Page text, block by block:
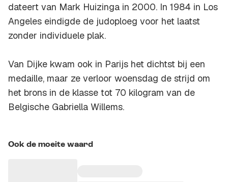
dateert van Mark Huizinga in 2000. In 1984 in Los
Angeles eindigde de judoploeg voor het laatst
zonder individuele plak.
Van Dijke kwam ook in Parijs het dichtst bij een
medaille, maar ze verloor woensdag de strijd om
het brons in de klasse tot 70 kilogram van de
Belgische Gabriella Willems.
Ook de moeite waard